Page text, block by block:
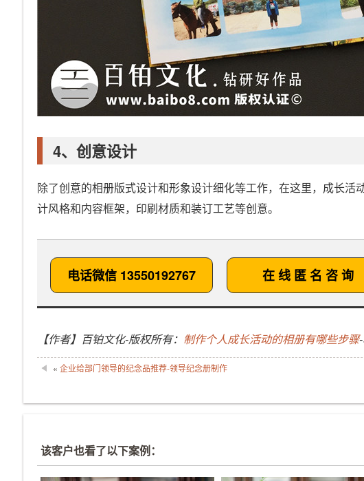
4、创意设计
除了创意的相册版式设计和形象设计细化等工作，在这里，成长活
计风格和内容框架，印刷材质和装订工艺等创意。
电话微信 13550192767 在 线 匿 名 咨 询
【作者】百铂文化-版权所有： 制作个人成长活动的相册有哪些步骤
« 企业给部门领导的纪念品推荐-领导纪念册制作
该客户也看了以下案例：